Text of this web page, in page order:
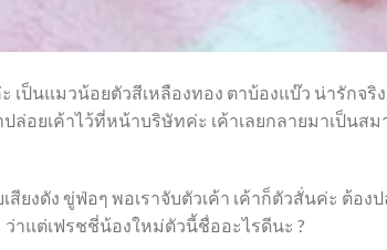
ป็นแมวน้อยตัวสีเหลืองทอง ตาบ้องแบ๊ว น่ารักจริง
ล่อยเค้าไว้ที่หน้าบริษัทค่ะ เค้าเลยกลายมาเป็น
สียงดัง ขู่ฟ่อๆ พอเราจับตัวเค้า เค้าก็ตัวสั่นค่ะ ต้อ
าแต่เฟรชชี่น้องใหม่ตัวนี้ชื่ออะไรดีนะ ?